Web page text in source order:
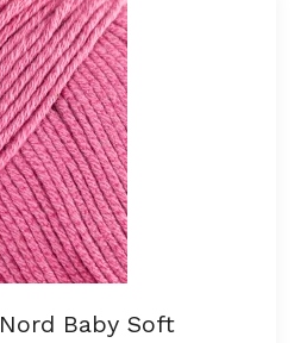
Baby Soft